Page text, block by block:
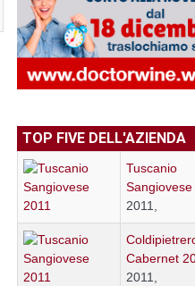
TOP FIVE DELL'AZIENDA
Tuscanio
Sangiovese
2011,
Cabernet
2011,